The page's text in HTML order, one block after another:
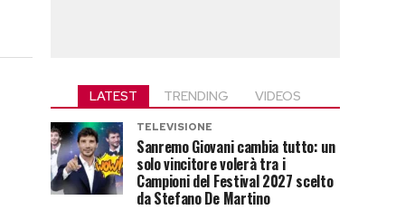
LATEST TRENDING VIDEOS
TELEVISIONE
Sanremo Giovani cambia tutto: un
solo vincitore volerà tra i
Campioni del Festival 2027 scelto
da Stefano De Martino